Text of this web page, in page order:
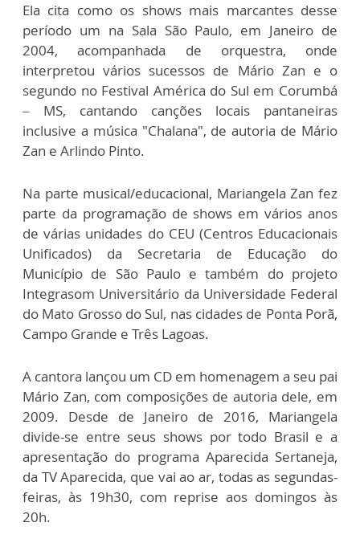
Ela cita como os shows mais marcantes desse
período um na Sala São Paulo, em Janeiro de
2004, acompanhada de orquestra, onde
interpretou vários sucessos de Mário Zan e o
segundo no Festival América do Sul em Corumbá
– MS, cantando canções locais pantaneiras
inclusive a música "Chalana", de autoria de Mário
Zan e Arlindo Pinto.
Na parte musical/educacional, Mariangela Zan fez
parte da programação de shows em vários anos
de várias unidades do CEU (Centros Educacionais
Unificados) da Secretaria de Educação do
Município de São Paulo e também do projeto
Integrasom Universitário da Universidade Federal
do Mato Grosso do Sul, nas cidades de Ponta Porã,
Campo Grande e Três Lagoas.
A cantora lançou um CD em homenagem a seu pai
Mário Zan, com composições de autoria dele, em
2009. Desde de Janeiro de 2016, Mariangela
divide-se entre seus shows por todo Brasil e a
apresentação do programa Aparecida Sertaneja,
da TV Aparecida, que vai ao ar, todas as segundas-
feiras, às 19h30, com reprise aos domingos às
20h.